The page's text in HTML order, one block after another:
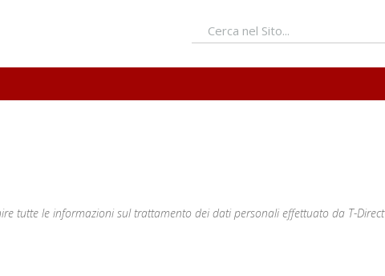
tutte le informazioni sul trattamento dei dati personali effettuato da T-Direct